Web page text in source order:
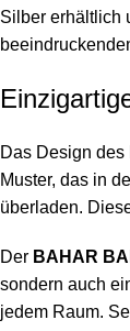
Silber erhältlich
Das Design des
Muster, das in
überladen.
Der BAHAR
sondern auch
jedem Raum.